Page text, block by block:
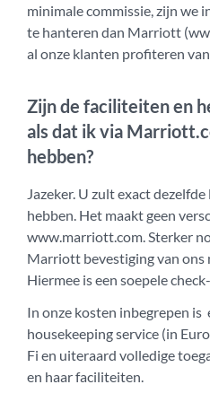
minimale commissie, zijn we
te hanteren dan Marriott
al onze klanten profiteren
Zijn de faciliteiten en
als dat ik via
hebben?
Jazeker. U zult exact
hebben. Het maakt geen
www.marriott.com. Sterker
Marriott bevestiging van ons
Hiermee is een soepele
In onze kosten inbegrepen is
housekeeping service (in
Fi en uiteraard volledige
en haar faciliteiten.